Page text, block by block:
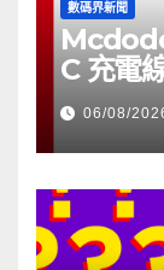
數碼界新聞
C 充電
06/08/